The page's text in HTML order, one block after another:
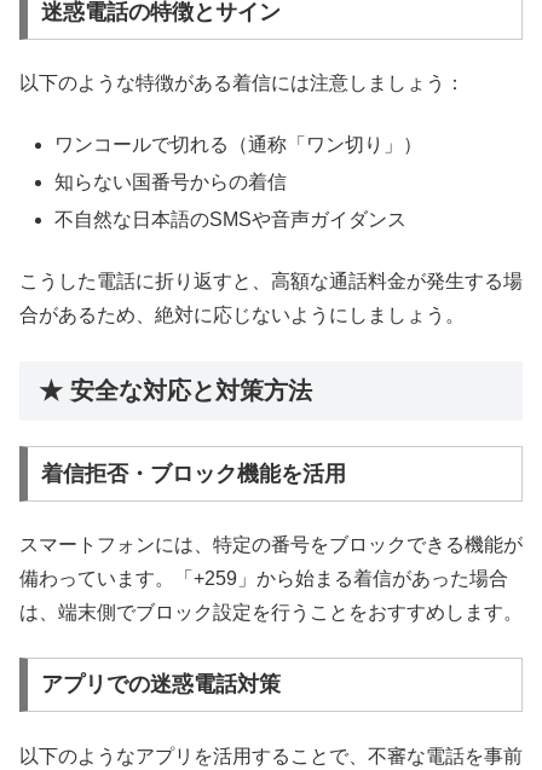
迷惑電話の特徴とサイン
以下のような特徴がある着信には注意しましょう：
ワンコールで切れる（通称「ワン切り」）
知らない国番号からの着信
不自然な日本語のSMSや音声ガイダンス
こうした電話に折り返すと、高額な通話料金が発生する場
合があるため、絶対に応じないようにしましょう。
★ 安全な対応と対策方法
着信拒否・ブロック機能を活用
スマートフォンには、特定の番号をブロックできる機能が
備わっています。「+259」から始まる着信があった場合
は、端末側でブロック設定を行うことをおすすめします。
アプリでの迷惑電話対策
以下のようなアプリを活用することで、不審な電話を事前